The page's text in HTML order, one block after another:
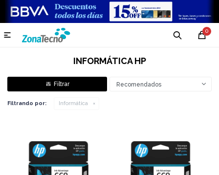
0

INFORMÁTICA HP
Recomendados
Filtrando por: Informática